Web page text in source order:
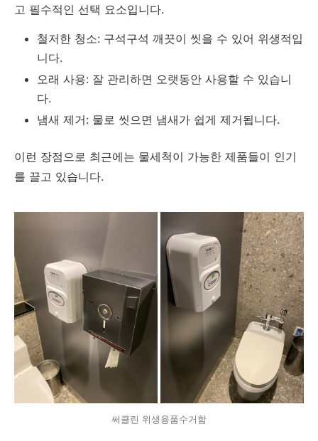
고 필수적인 선택 요소입니다.
철저한 청소: 구석구석 깨끗이 씻을 수 있어 위생적입
니다.
오래 사용: 잘 관리하면 오랫동안 사용할 수 있습니
다.
냄새 제거: 물로 씻으면 냄새가 쉽게 제거됩니다.
이런 장점으로 최근에는 물세척이 가능한 제품들이 인기
를 끌고 있습니다.
써클린 위생용품수거함